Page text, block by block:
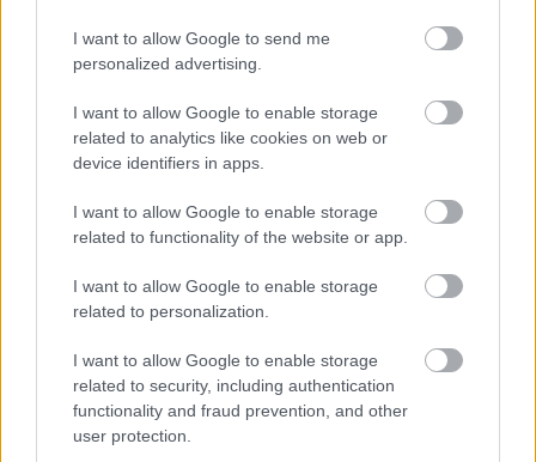
I want to allow Google to send me
personalized advertising.
I want to allow Google to enable storage
related to analytics like cookies on web or
device identifiers in apps.
I want to allow Google to enable storage
related to functionality of the website or app.
I want to allow Google to enable storage
related to personalization.
I want to allow Google to enable storage
related to security, including authentication
functionality and fraud prevention, and other
user protection.
és multja sincs,
Fotó: Mark Tipple / Northfoto
Jön még kép!